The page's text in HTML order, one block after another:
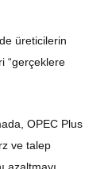
üreticilerin
“gerçeklere
OPEC Plus
ve talep
azaltmayı